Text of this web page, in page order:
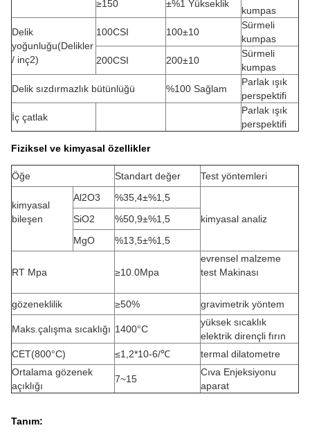
≥150 ±%1 Yükseklik
kumpas
Delik
yoğunluğu(Delikler
/ inç2)
100CSI 100±10
Sürmeli
kumpas
200CSI
200±10
Sürmeli
kumpas
Delik sızdırmazlık bütünlüğü
%100 Sağlam
Parlak ışık
perspektifi
İç çatlak
Parlak ışık
perspektifi
Fiziksel ve kimyasal özellikler
Öğe Standart değer Test yöntemleri
kimyasal
bileşen
Al2O3
%35,4±%1,5
kimyasal analiz
SiO2
%50,9±%1,5
MgO
%13,5±%1,5
RT Mpa ≥10.0Mpa
evrensel malzeme
test Makinası
gözeneklilik ≥50% gravimetrik yöntem
Maks.çalışma sıcaklığı 1400°C
yüksek sıcaklık
elektrik dirençli fırın
CET(800°C)
≤1,2*10-6/℃
termal dilatometre
Ortalama gözenek
açıklığı
7~15
Cıva Enjeksiyonu
aparat
Tanım: